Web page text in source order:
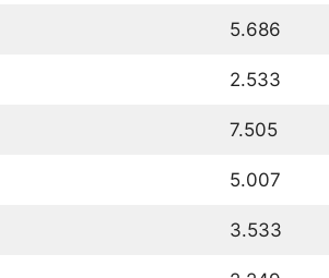
5.686
2.533
7.505
5.007
3.533